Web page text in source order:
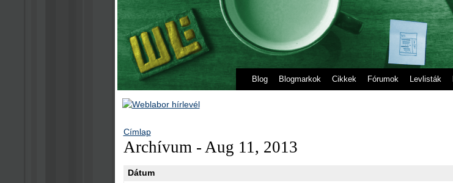
Blog Blogmarkok Cikkek Fórumok Levlisták
Címlap
Archívum - Aug 11, 2013
Dátum